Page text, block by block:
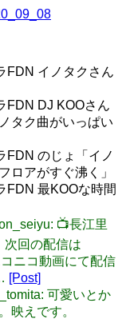
FDN イノタクさん
FDN DJ KOOさん
タク曲がいっぱい
FDN のじょ「イノ
ロアがすぐ沸く」
FDN 最KOOな時間
📺長江里
次回の配信は
ニコ動画にて配信
[Post]
可愛いとか
映えです。